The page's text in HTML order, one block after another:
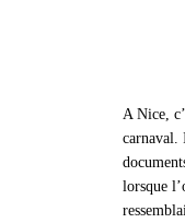
A Nice,
carnaval.
lorsque